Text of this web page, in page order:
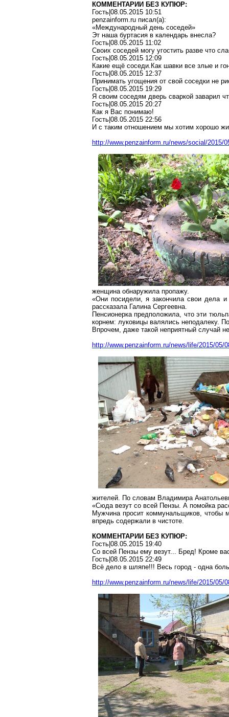
КОММЕНТАРИИ БЕЗ КУПЮР:
Гость|08.05.2015 10:51
penzainform.ru писал(a):
«Международный день соседей»
Эт наша буртасия в календарь внесла?
Гость|08.05.2015 11:02
Своих соседей могу угостить разве что
Гость|08.05.2015 12:09
Какие ещё соседи.Как шавки все злые и
Гость|08.05.2015 12:37
Принимать угощения от свой соседки не
Гость|08.05.2015 19:29
Я своим соседям дверь сваркой заварил
Гость|08.05.2015 20:27
Как я Вас понимаю!
Гость|08.05.2015 22:56
И с таким отношением мы хотим хорошо
http://www.penzainform.ru/news/social/2015/
женщина обнаружила пропажу.
«Они посидели, я закончила свои дела
рассказала Галина Сергеевна.
Пенсионерка предположила, что эти
корнем: луковицы валялись неподалеку.
Впрочем, даже такой неприятный случай
http://www.penzainform.ru/news/life/2015/
жителей. По словам Владимира
«Сюда везут со всей Пензы. А помойка
Мужчина просит коммунальщиков, чтобы
впредь содержали в чистоте.
КОММЕНТАРИИ БЕЗ КУПЮР:
Гость|08.05.2015 19:40
Со всей Пензы ему везут... Бред! Кроме
Гость|08.05.2015 22:49
Всё дело в шляпе!!! Весь город - одна
http://www.penzainform.ru/news/life/2015/